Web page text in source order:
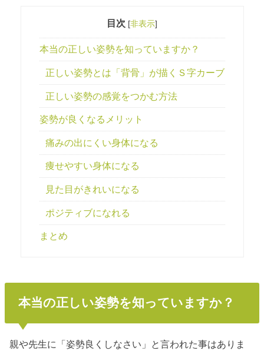
目次 [非表示]
本当の正しい姿勢を知っていますか？
正しい姿勢とは「背骨」が描くＳ字カーブ
正しい姿勢の感覚をつかむ方法
姿勢が良くなるメリット
痛みの出にくい身体になる
痩せやすい身体になる
見た目がきれいになる
ポジティブになれる
まとめ
本当の正しい姿勢を知っていますか？
親や先生に「姿勢良くしなさい」と言われた事はありま